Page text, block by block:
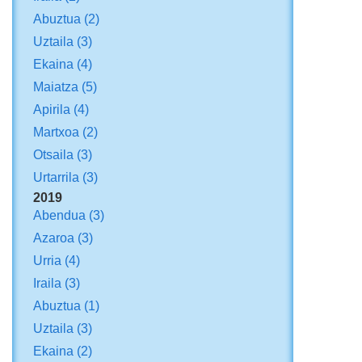
Abuztua (2)
Uztaila (3)
Ekaina (4)
Maiatza (5)
Apirila (4)
Martxoa (2)
Otsaila (3)
Urtarrila (3)
2019
Abendua (3)
Azaroa (3)
Urria (4)
Iraila (3)
Abuztua (1)
Uztaila (3)
Ekaina (2)